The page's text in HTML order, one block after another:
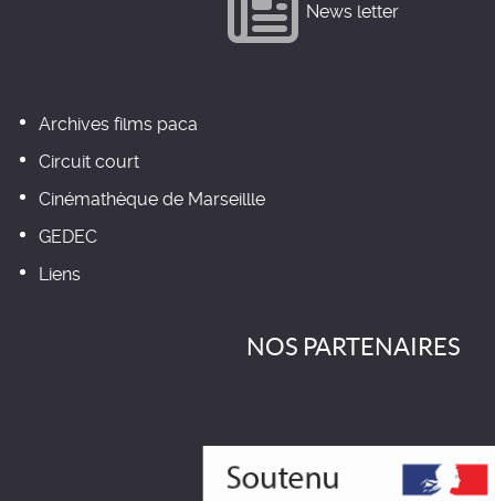
News letter
Archives films paca
Circuit court
Cinémathèque de Marseillle
GEDEC
Liens
NOS PARTENAIRES